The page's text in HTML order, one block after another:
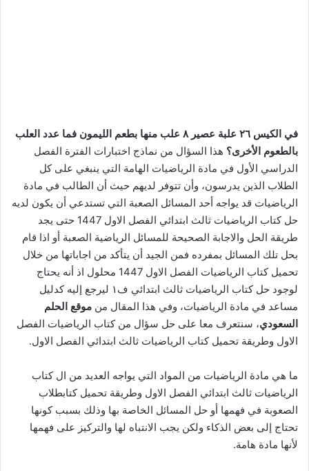
في الكيس ٢٦ علبة عصير ٨ علب منها بطعم الليمون فما عدد العلب
بالطعوم الأخرى؟ هذا السؤال من نماذج اختبارات الفترة الفصل
الدراسي الأول في مادة الرياضيات الهامة التي ينبغي على كل
الطلاب الذين يدرسون، وأن تتوفر لديهم حيث أن الطالب في مادة
الرياضيات قد يواجه أحد المسائل الصعبة التي تستدعي أن يكون لديه
حل كتاب الرياضيات ثالث ابتدائي الفصل الاول 1447 حتى يجد
طريقة الحل والاجابة الصحيحة للمسائل الرياضية الصعبة أو اذا قام
بحل تلك المسائل بمفرده فمن الجيد أن يتأكد من اجاباتها من خلال
تحميل كتاب الرياضيات الفصل الاول 1447 محلول اذ أنه يحتاج
لوجود حل كتاب الرياضيات ثالث ابتدائي ف١ ليرجع إليه كدليل
مساعد في مادة الرياضيات، وفي هذا المقال من موقع الحلم
السعودي، سنتعرف معا على حل سؤال من كتاب الرياضيات الفصل
الاول وطريقة تحميل كتاب الرياضيات ثالث ابتدائي الفصل الاول.
ما هي مادة الرياضيات من المواد التي يواجه العديد من ال كتاب
الرياضيات ثالث ابتدائي الفصل الاول وطريقة تحميل كتابطلاب
الصعوبة في فهمها أو حل المسائل الخاصة بها وذلك بسبب كونها
تحتاج إلى بعض الذكاء ولكن يجب الانتباه لها والتركيز على فهمها
لأنها مادة هامة.